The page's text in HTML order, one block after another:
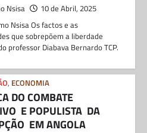
Nsisa 10 de Abril, 2025
Nsisa Os factos e as
que sobrepõem a liberdade
professor Diabava Bernardo TCP.
, ECONOMIA
DO COMBATE
E POPULISTA DA
EM ANGOLA